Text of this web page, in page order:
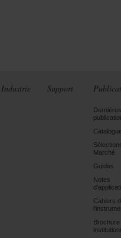
Industrie Support
Dernières
Marché
Guides
Notes
Cahiers
Brochure